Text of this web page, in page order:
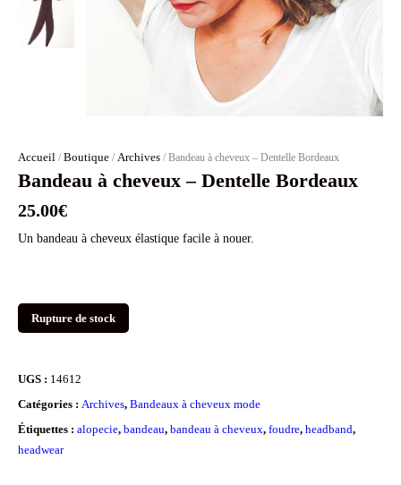
Accueil / Boutique / Archives / Bandeau à cheveux – Dentelle Bordeaux
Bandeau à cheveux – Dentelle Bordeaux
25.00€
Un bandeau à cheveux élastique facile à nouer.
Rupture de stock
UGS : 14612
Catégories : Archives, Bandeaux à cheveux mode
Étiquettes : alopecie, bandeau, bandeau à cheveux, foudre, headband,
headwear